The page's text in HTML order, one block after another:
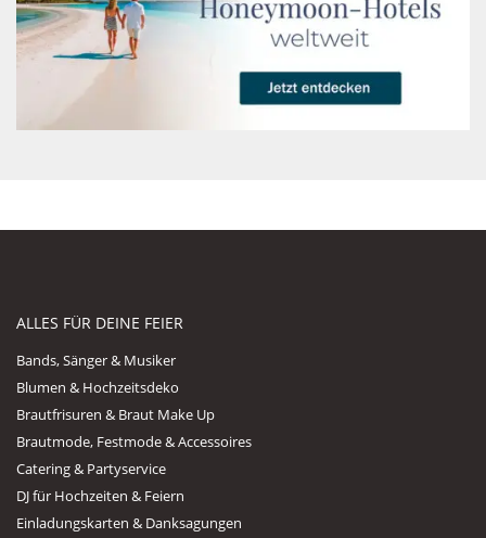
ALLES FÜR DEINE FEIER
Bands, Sänger & Musiker
Blumen & Hochzeitsdeko
Brautfrisuren & Braut Make Up
Brautmode, Festmode & Accessoires
Catering & Partyservice
DJ für Hochzeiten & Feiern
Einladungskarten & Danksagungen